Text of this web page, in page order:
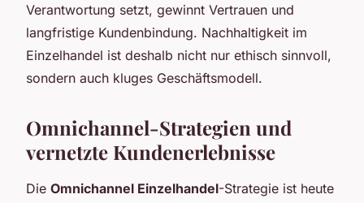
Verantwortung setzt, gewinnt Vertrauen und
langfristige Kundenbindung. Nachhaltigkeit im
Einzelhandel ist deshalb nicht nur ethisch sinnvoll,
sondern auch kluges Geschäftsmodell.
Omnichannel-Strategien und
vernetzte Kundenerlebnisse
Die Omnichannel Einzelhandel-Strategie ist heute